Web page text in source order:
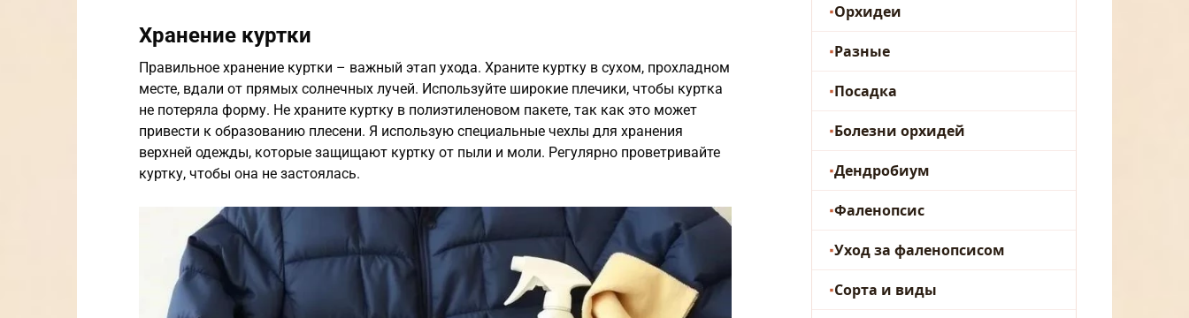
Хранение куртки
Правильное хранение куртки – важный этап ухода. Храните куртку в сухом, прохладном
месте, вдали от прямых солнечных лучей. Используйте широкие плечики, чтобы куртка
не потеряла форму. Не храните куртку в полиэтиленовом пакете, так как это может
привести к образованию плесени. Я использую специальные чехлы для хранения
верхней одежды, которые защищают куртку от пыли и моли. Регулярно проветривайте
куртку, чтобы она не застоялась.
Орхидеи
Разные
Посадка
Болезни орхидей
Дендробиум
Фаленопсис
Уход за фаленопсисом
Сорта и виды